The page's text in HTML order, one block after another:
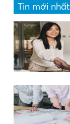
Tin mới nhất